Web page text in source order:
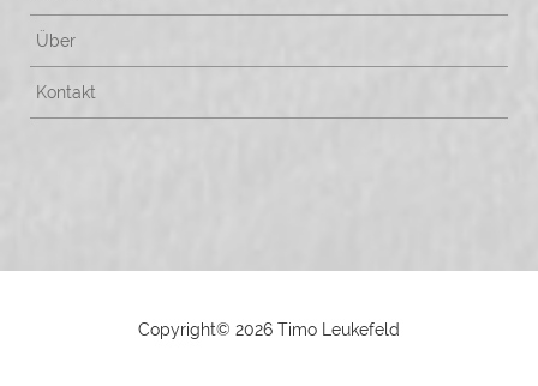
Über
Kontakt
Copyright© 2026 Timo Leukefeld